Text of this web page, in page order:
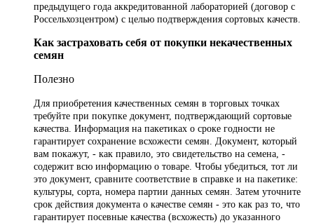
предыдущего года аккредитованной лабораторией (договор с
Россельхозцентром) с целью подтверждения сортовых качеств.
Как застраховать себя от покупки некачественных
семян
Полезно
Для приобретения качественных семян в торговых точках
требуйте при покупке документ, подтверждающий сортовые
качества. Информация на пакетиках о сроке годности не
гарантирует сохранение всхожести семян. Документ, который
вам покажут, - как правило, это свидетельство на семена, -
содержит всю информацию о товаре. Чтобы убедиться, тот ли
это документ, сравните соответствие в справке и на пакетике:
культуры, сорта, номера партии данных семян. Затем уточните
срок действия документа о качестве семян - это как раз то, что
гарантирует посевные качества (всхожесть) до указанного